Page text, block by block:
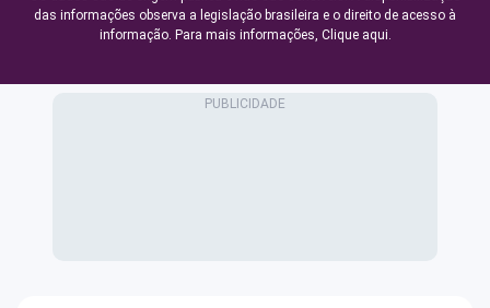
das informações observa a legislação brasileira e o direito de acesso à
informação. Para mais informações, Clique aqui.